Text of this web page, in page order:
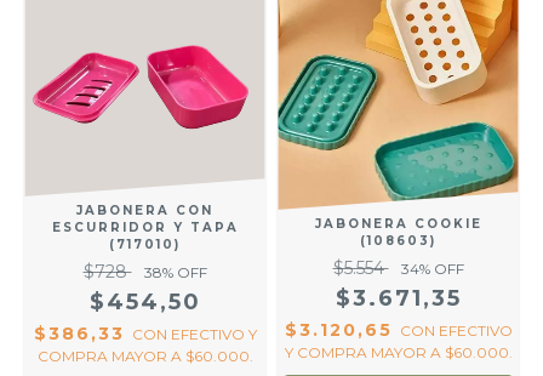
JABONERA CON
ESCURRIDOR Y TAPA
(717010)
$728 38% OFF
$454,50
$386,33 CON EFECTIVO Y
COMPRA MAYOR A $60.000.
JABONERA COOKIE
(108603)
$5.554 34% OFF
$3.671,35
$3.120,65 CON EFECTIVO
Y COMPRA MAYOR A $60.000.